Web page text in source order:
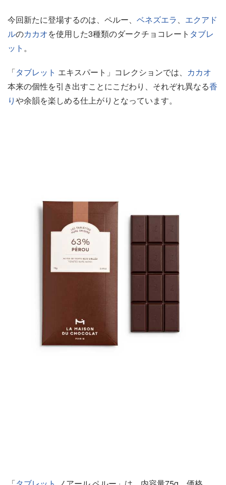
今回新たに登場するのは、ペルー、 ベネズエラ、 エクアド
ルのカカオを使用した3種類のダークチョコレート タブレ
ット 。
「タブレット エキスパート」コレクションでは、 カカオ
本来の個性を引き出すことにこだわり、それぞれ異なる香
りや余韻を楽しめる仕上がりとなっています。